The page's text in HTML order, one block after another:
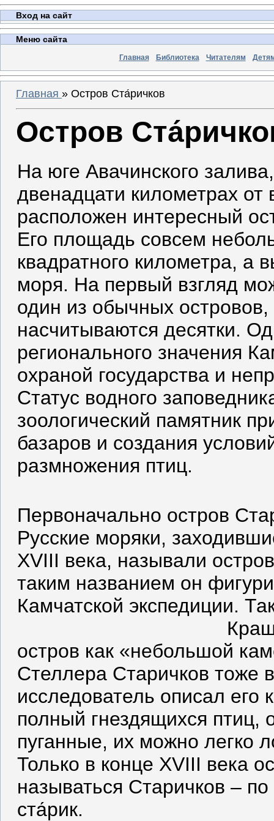
Вход на сайт
Меню сайта
Главная Библиотека Читателям
Главная » Остров Ста́ричков
Остров
На юге Авачинского
двенадцати километрах
расположен интересный
Его площадь совсем
квадратного километра, а
моря. На первый взгляд
один из обычных
насчитываются десятки.
регионального значения
охраной государства и
Статус водного
зоологический памятник
базаров и создания
размножения птиц.
Первоначально остров
Русские моряки,
XVIII века, называли
таким названием он
Камчатской экспедиции.
остров как «небольшой
Стеллера Старичков тоже
исследователь описал
полный гнездящихся птиц,
пуганные, их можно легко
Только в конце XVIII века
называться Старичков –
ста́рик.